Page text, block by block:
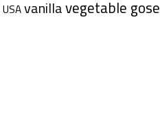
USAvanillavegetable gose